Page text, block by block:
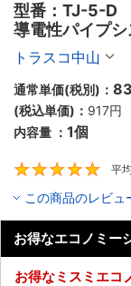
型番：TJ-5-D
導電性パイプシ
トラスコ中山
通常単価(税別)：
(税込単価)： 917円
内容量 ： 1個
平
この商品のレビュ
お得なエコノミー
お得なミスミエコ